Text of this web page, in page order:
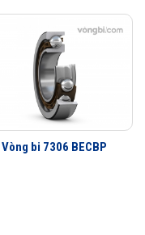
Vòng bi 7306 BECBP